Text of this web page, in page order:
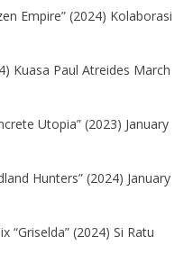
Empire” (2024) Kolaborasi
Kuasa Paul Atreides March
Utopia” (2023) January
Hunters” (2024) January
“Griselda” (2024) Si Ratu